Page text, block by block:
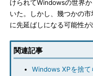
けられてWindowsの世界
いた。しかし、幾つかの
に先延ばしになる可能性が
関連記事
Windows XPを捨て